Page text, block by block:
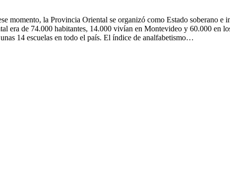
momento, la Provincia Oriental se organizó como Estado soberano e
de 74.000 habitantes, 14.000 vivían en Montevideo y 60.000 en
14 escuelas en todo el país. El índice de analfabetismo…